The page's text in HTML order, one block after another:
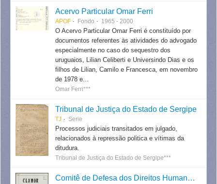
Acervo Particular Omar Ferri
APOF Fondo 1965 - 2000
O Acervo Particular Omar Ferri é constituído por
documentos referentes às atividades do advogado
especialmente no caso do sequestro dos
uruguaios, Lilian Celiberti e Universindo Dias e os
filhos de Lilian, Camilo e Francesca, em novembro
de 1978 e...
Omar Ferri***
Tribunal de Justiça do Estado de Sergipe
TJ Serie
Processos judiciais transitados em julgado,
relacionados à repressão politica e vítimas da
ditudura.
Tribunal de Justiça do Estado de Sergipe***
Comitê de Defesa dos Direitos Humanos para os Países do Cone Sul - CLAMOR